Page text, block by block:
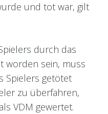
und tot war, gilt
durch das
worden sein, muss
Spielers getötet
zu überfahren,
VDM gewertet.